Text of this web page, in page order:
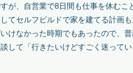
が、自営業で8日間も仕事を休むこ
てセルフビルドで家を建てる計画も
けなかった時期でもあったので、
して「行きたいけどすごく迷ってい